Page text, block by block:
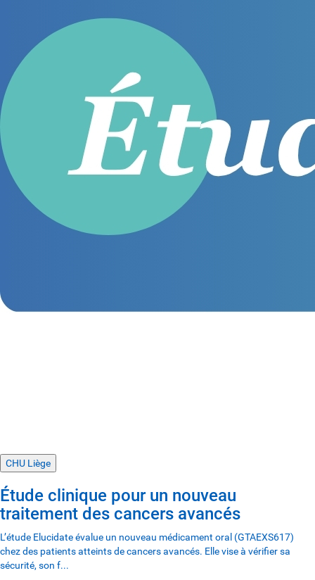
CHU Liège
Étude clinique pour un nouveau
traitement des cancers avancés
L’étude Elucidate évalue un nouveau médicament oral (GTAEXS617)
chez des patients atteints de cancers avancés. Elle vise à vérifier sa
sécurité, son f...